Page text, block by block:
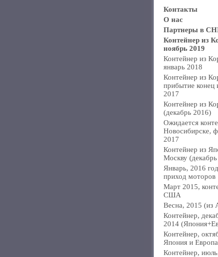
Контакты
О нас
Партнеры в
Контейнер из
ноябрь 2019
Контейнер из
январь 2018
Контейнер из
прибытие конец
2017
Контейнер из
(декабрь 2016)
Ожидается
Новосибирске,
2017
Контейнер из
Москву
Январь, 2016
приход моторов
Март 2015,
США
Весна, 2015 (из
Контейнер,
2014
Контейнер,
Япония и
Контейнер,